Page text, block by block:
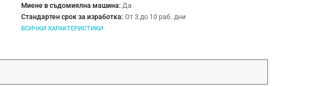
Миене в съдомиялна машина: Да
Стандартен срок за изработка: От 3 до 10 раб. дни
ВСИЧКИ ХАРАКТЕРИСТИКИ